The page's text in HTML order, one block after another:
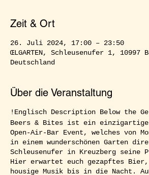
Zeit & Ort
26. Juli 2024, 17:00 – 23:50
ŒLGARTEN, Schleusenufer 1, 10997
Deutschland
Über die Veranstaltung
!Englisch Description Below the
Beers & Bites ist ein
Open-Air-Bar Event, welches von
in einem wunderschönen Garten
Schleusenufer in Kreuzberg seine
Hier erwartet euch gezapftes
housige Musik bis in die Nacht.